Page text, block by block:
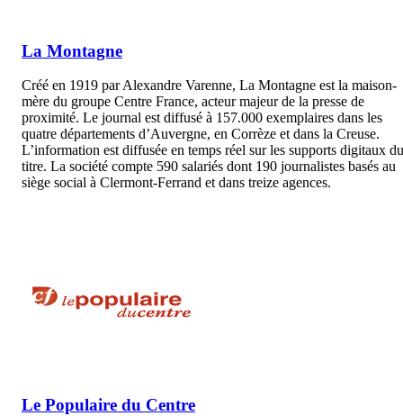
La Montagne
Créé en 1919 par Alexandre Varenne, La Montagne est la maison-
mère du groupe Centre France, acteur majeur de la presse de
proximité. Le journal est diffusé à 157.000 exemplaires dans les
quatre départements d’Auvergne, en Corrèze et dans la Creuse.
L’information est diffusée en temps réel sur les supports digitaux du
titre. La société compte 590 salariés dont 190 journalistes basés au
siège social à Clermont-Ferrand et dans treize agences.
Le Populaire du Centre